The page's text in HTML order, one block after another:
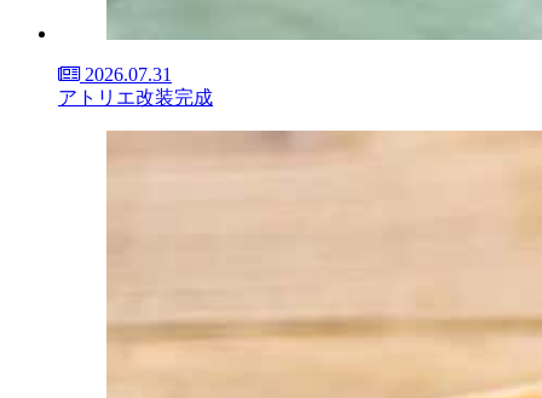
2026.07.31
アトリエ改装完成